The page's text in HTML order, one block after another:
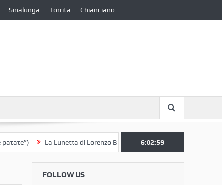
Sinalunga Torrita Chianciano
La Lunetta di Lorenzo Berrettini lascia il Convento di S. Chiara per il
6:03:00
FOLLOW US